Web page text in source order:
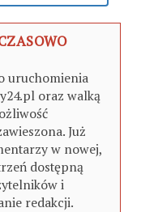
uruchomienia
oraz walką
Już
w nowej,
dostępną
i
redakcji.